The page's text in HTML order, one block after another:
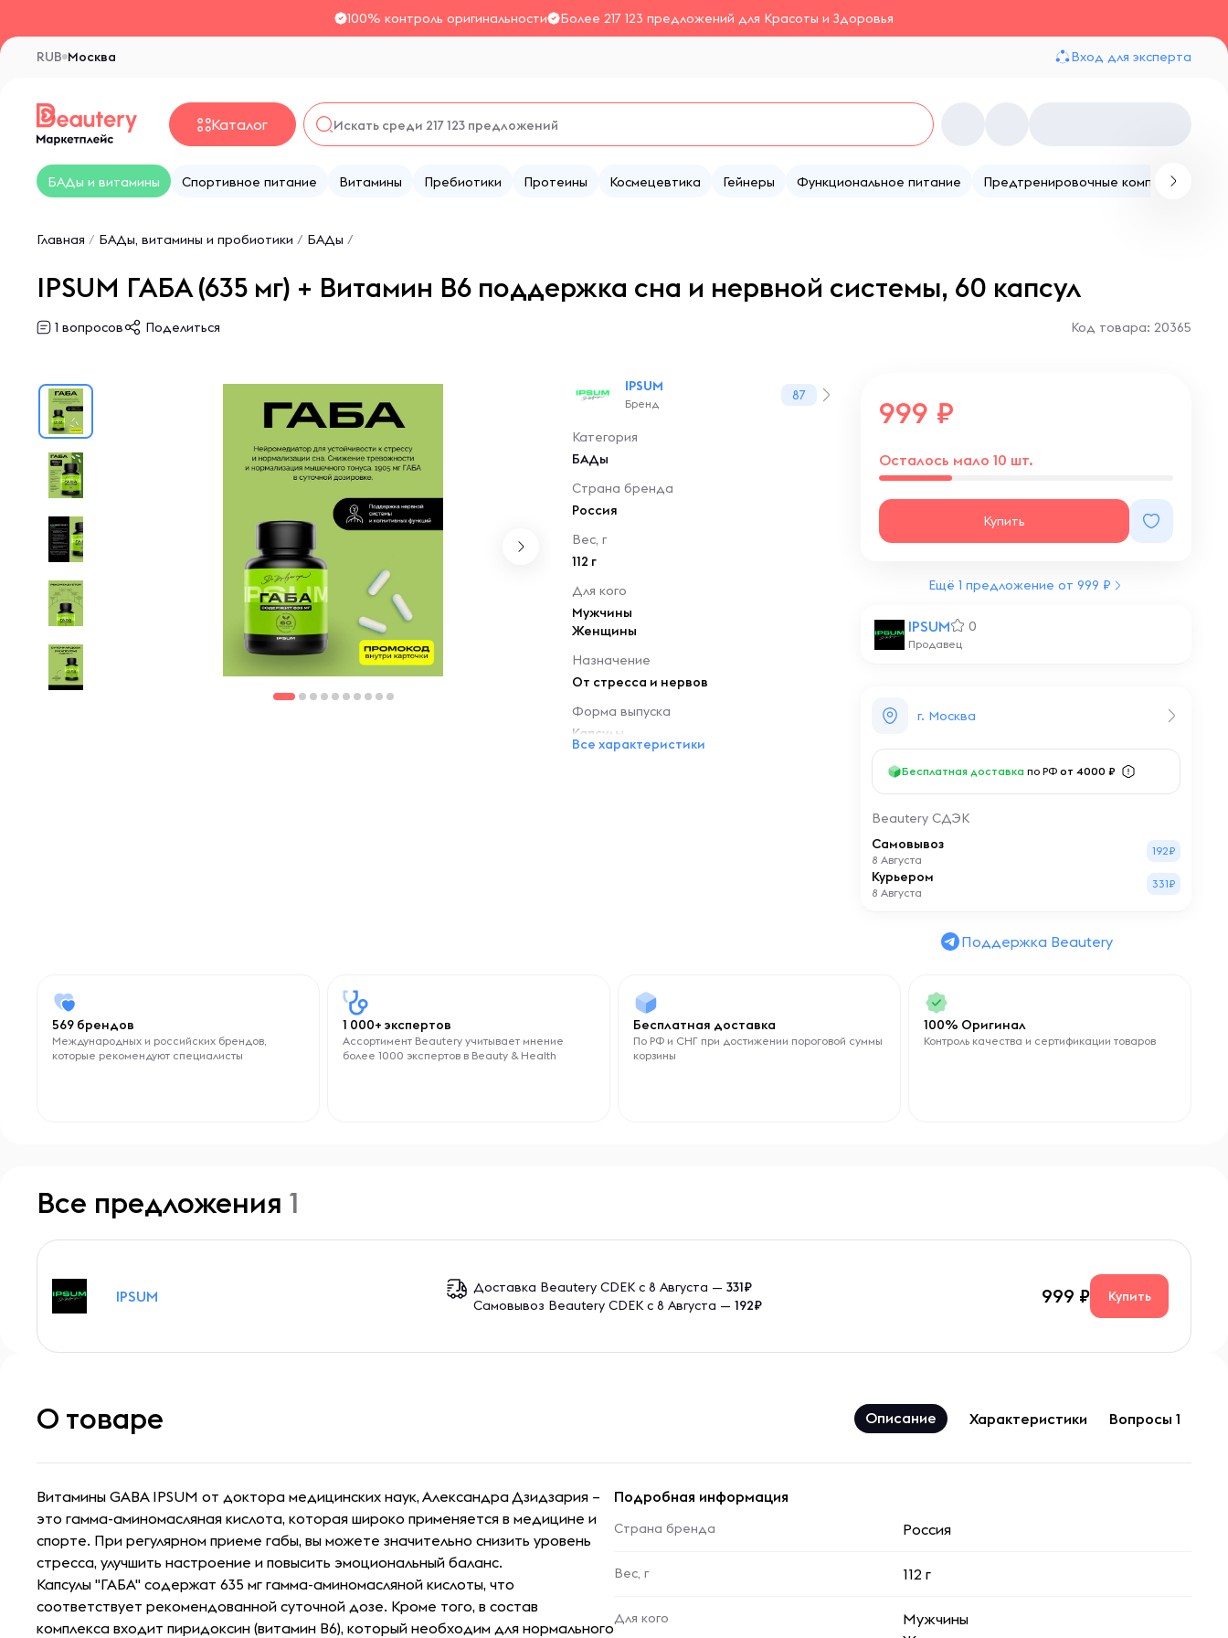
100% контроль оригинальности Более 217 123 предложений для Красоты и Здоровья
Москва
RUB Вход для эксперта
Каталог
БАДы и витамины Спортивное питание Витамины Пребиотики Протеины Космецевтика Гейнеры Функциональное питание Предтренировочные комплексы
Главная / БАДы, витамины и пробиотики / БАДы /
IPSUM ГАБА (635 мг) + Витамин B6 поддержка сна и нервной системы, 60 капсул
1 вопросов Поделиться Код товара: 20365
IPSUM
Бренд
87
Категория
БАДы
Страна бренда
Россия
Вес, г
112 г
Для кого
Мужчины
Женщины
Назначение
От стресса и нервов
Форма выпуска
Капсулы
Все характеристики
IPSUM 0
Продавец
999
Осталось мало 10 шт.
Купить
г. Москва
Бесплатная доставка по РФ от 4000 ₽
Beautery СДЭК
Самовывоз
8 Августа
192₽
Курьером
8 Августа
331₽
Ещё 1 предложение от 999 ₽
Поддержка Beautery
569 брендов
Международных и российских брендов,
которые рекомендуют специалисты
1 000+ экспертов
Ассортимент Beautery учитывает мнение
более 1000 экспертов в Beauty & Health
Бесплатная доставка
По РФ и СНГ при достижении пороговой суммы
корзины
100% Оригинал
Контроль качества и сертификации товаров
Все предложения 1
IPSUM Доставка Beautery CDEK с 8 Августа —331₽
Самовывоз Beautery CDEK с 8 Августа —192₽ 999 Купить
О товаре Описание Характеристики Вопросы 1
Витамины GABA IPSUM от доктора медицинских наук, Александра Дзидзария –
это гамма-аминомасляная кислота, которая широко применяется в медицине и
спорте. При регулярном приеме габы, вы можете значительно снизить уровень
стресса, улучшить настроение и повысить эмоциональный баланс.
Капсулы "ГАБА" содержат 635 мг гамма-аминомасляной кислоты, что
соответствует рекомендованной суточной дозе. Кроме того, в состав
комплекса входит пиридоксин (витамин B6), который необходим для нормального
Подробная информация
Страна бренда Россия
Вес, г 112 г
Для кого
Мужчины